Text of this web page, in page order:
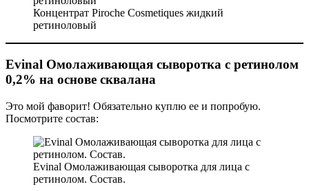
Концентрат Piroche Cosmetiques жидкий
ретиноловый
Evinal Омолаживающая сыворотка с ретинолом
0,2% на основе сквалана
Это мой фаворит! Обязательно куплю ее и попробую.
Посмотрите состав:
Evinal Омолаживающая сыворотка для лица с
ретинолом. Состав.